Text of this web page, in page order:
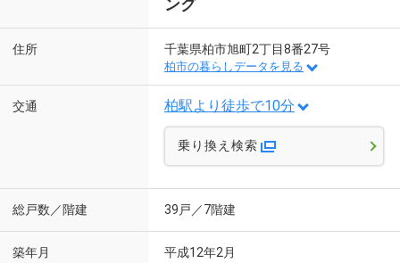
ング
住所 千葉県柏市旭町2丁目8番27号
柏市の暮らしデータを見る
交通 柏駅より徒歩で10分
乗り換え検索
総戸数／階建 39戸／7階建
築年月 平成12年2月